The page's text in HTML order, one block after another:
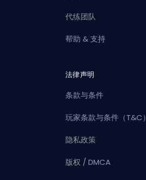
代练团队
帮助 & 支持
法律声明
条款与条件
玩家条款与条件（T&C）
隐私政策
版权 / DMCA